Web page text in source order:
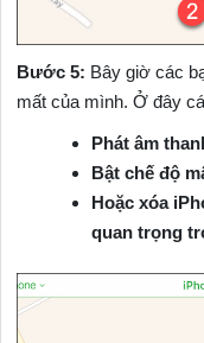
Bước 5: Bây giờ các
mất của mình. Ở đây
Phát âm
Bật chế độ
Hoặc xóa
quan trọng